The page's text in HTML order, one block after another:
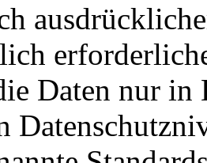
Daten nur